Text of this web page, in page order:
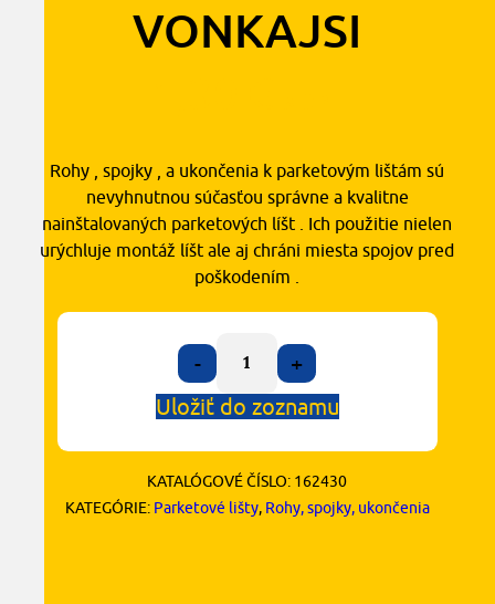
VONKAJSI
Rohy , spojky , a ukončenia k parketovým lištám sú
nevyhnutnou súčasťou správne a kvalitne
nainštalovaných parketových líšt . Ich použitie nielen
urýchluje montáž líšt ale aj chráni miesta spojov pred
poškodením .
-
+
Uložiť do zoznamu
KATALÓGOVÉ ČÍSLO: 162430
KATEGÓRIE: Parketové lišty, Rohy, spojky, ukončenia